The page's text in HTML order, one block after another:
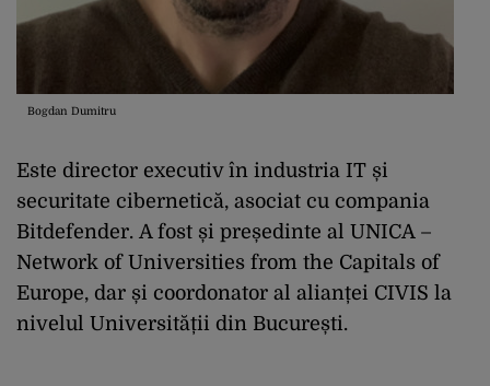
Bogdan Dumitru
Este director executiv în industria IT și
securitate cibernetică, asociat cu compania
Bitdefender. A fost și președinte al UNICA –
Network of Universities from the Capitals of
Europe, dar și coordonator al alianței CIVIS la
nivelul Universității din București.